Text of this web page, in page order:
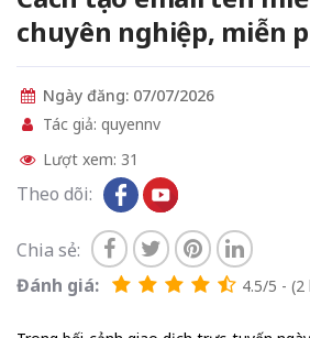
chuyên nghiệp, miễn
Ngày đăng: 07/07/2026
Tác giả: quyennv
Lượt xem: 31
Theo dõi:
Chia sẻ:
Đánh giá:
4.5/5 - (2